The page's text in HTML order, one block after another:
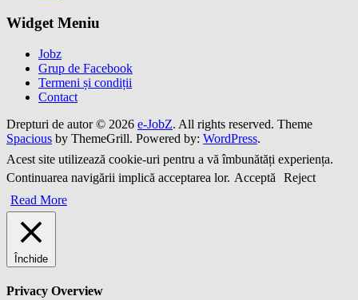
Widget Meniu
Jobz
Grup de Facebook
Termeni și condiții
Contact
Drepturi de autor © 2026 e-JobZ. All rights reserved. Theme
Spacious by ThemeGrill. Powered by: WordPress.
Acest site utilizează cookie-uri pentru a vă îmbunătăți experiența.
Continuarea navigării implică acceptarea lor. Acceptă
Reject
Read More
Închide
Privacy Overview